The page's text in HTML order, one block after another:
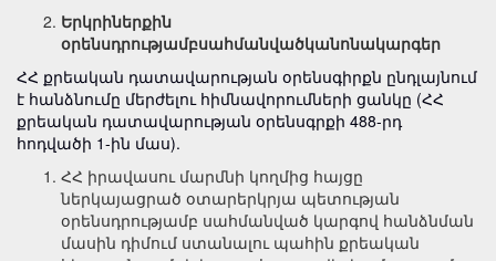
Երկրիներքին
օրենսդրությամբսահմանվածկանոնակարգեր
ՀՀ քրեական դատավարության օրենսգիրքն ընդլայնում
է հանձնումը մերժելու հիմնավորումների ցանկը (ՀՀ
քրեական դատավարության օրենսգրքի 488-րդ
հոդվածի 1-ին մաս).
ՀՀ իրավասու մարմնի կողմից հայցը
ներկայացրած օտարերկրյա պետության
օրենսդրությամբ սահմանված կարգով հանձնման
մասին դիմում ստանալու պահին քրեական